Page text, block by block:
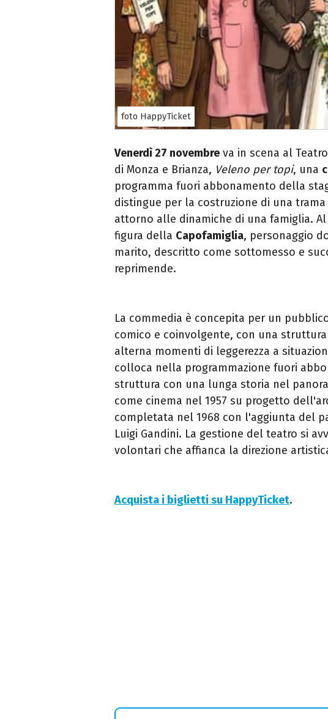
foto HappyTicket
Venerdì 27 novembre va in scena al
di Monza e Brianza, Veleno per topi, una
programma fuori abbonamento della
distingue per la costruzione di una
attorno alle dinamiche di una famiglia.
figura della Capofamiglia, personaggio
marito, descritto come sottomesso e
reprimende.
La commedia è concepita per un
comico e coinvolgente, con una
alterna momenti di leggerezza a
colloca nella programmazione fuori
struttura con una lunga storia nel
come cinema nel 1957 su progetto
completata nel 1968 con l'aggiunta del
Luigi Gandini. La gestione del teatro si
volontari che affianca la direzione
Acquista i biglietti su HappyTicket.